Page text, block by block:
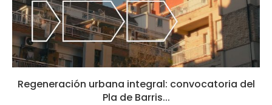
Regeneración urbana integral: convocatoria del
Pla de Barris...